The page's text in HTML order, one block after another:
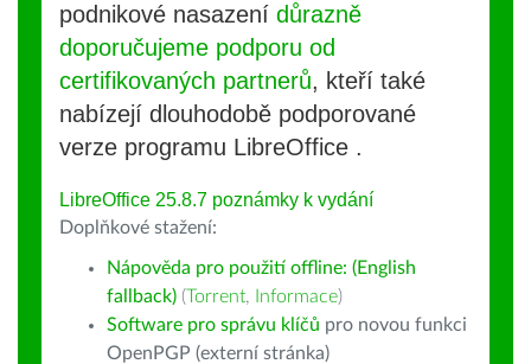
podnikové nasazení důrazně
doporučujeme podporu od
certifikovaných partnerů, kteří také
nabízejí dlouhodobě podporované
verze programu LibreOffice .
LibreOffice 25.8.7 poznámky k vydání
Doplňkové stažení:
Nápověda pro použití offline: (English
fallback) (Torrent, Informace)
Software pro správu klíčů pro novou funkci
OpenPGP (externí stránka)